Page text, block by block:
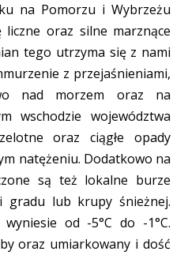
na Pomorzu i Wybrzeżu
oraz silne marznące
tego utrzyma się z nami
z przejaśnieniami,
nad morzem oraz na
wschodzie województwa
oraz ciągłe opady
natężeniu. Dodatkowo na
są też lokalne burze
gradu lub krupy śnieżnej.
od -5°C do -1°C.
oraz umiarkowany i dość